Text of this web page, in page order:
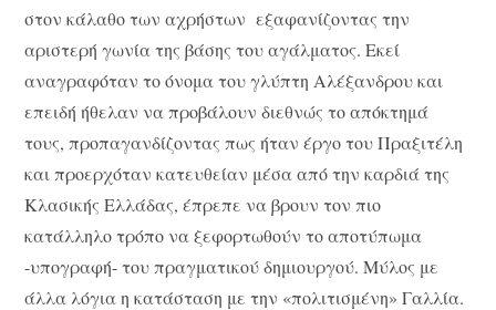
στον κάλαθο των αχρήστων εξαφανίζοντας την
αριστερή γωνία της βάσης του αγάλματος. Εκεί
αναγραφόταν το όνομα του γλύπτη Αλέξανδρου και
επειδή ήθελαν να προβάλουν διεθνώς το απόκτημά
τους, προπαγανδίζοντας πως ήταν έργο του Πραξιτέλη
και προερχόταν κατευθείαν μέσα από την καρδιά της
Κλασικής Ελλάδας, έπρεπε να βρουν τον πιο
κατάλληλο τρόπο να ξεφορτωθούν το αποτύπωμα
-υπογραφή- του πραγματικού δημιουργού. Μύλος με
άλλα λόγια η κατάσταση με την «πολιτισμένη» Γαλλία.